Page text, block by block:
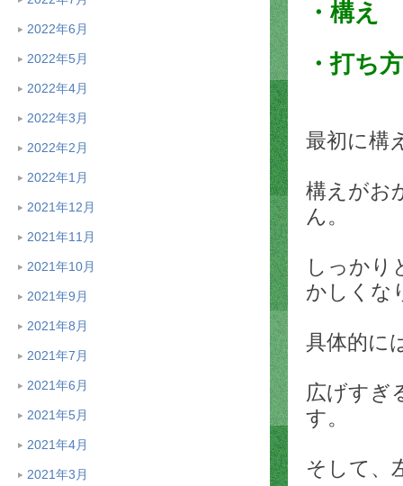
2022年6月
2022年5月
2022年4月
2022年3月
2022年2月
2022年1月
2021年12月
2021年11月
2021年10月
2021年9月
2021年8月
2021年7月
2021年6月
2021年5月
2021年4月
2021年3月
・構え
・打ち方
最初に構
構えがお
ん。
しっかり
かしくな
具体的に
広げすぎ
す。
そして、